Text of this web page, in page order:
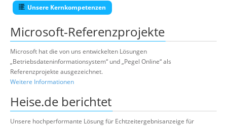
Unsere Kernkompetenzen
Microsoft-Referenzprojekte
Microsoft hat die von uns entwickelten Lösungen
„Betriebsdateninformationsystem“ und „Pegel Online“ als
Referenzprojekte ausgezeichnet.
Weitere Informationen
Heise.de berichtet
Unsere hochperformante Lösung für Echtzeitergebnisanzeige für